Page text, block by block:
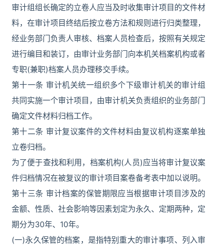
审计组组长确定的立卷人应当及时收集审计项目的文件材
料，在审计项目终结后按立卷方法和规则进行归类整理，
经业务部门负责人审核、档案人员检查后，按照有关规定
进行编目和装订，由审计业务部门向本机关档案机构或者
专职(兼职)档案人员办理移交手续。
第十一条 审计机关统一组织多个下级审计机关的审计组
共同实施一个审计项目，由审计机关负责组织的业务部门
确定文件材料归档工作。
第十二条 审计复议案件的文件材料由复议机构逐案单独
立卷归档。
为了便于查找和利用，档案机构(人员)应当将审计复议案
件归档情况在被复议的审计项目案卷备考表中加以说明。
第十三条 审计档案的保管期限应当根据审计项目涉及的
金额、性质、社会影响等因素划定为永久、定期两种，定
期分为30年、10年。
(一)永久保管的档案，是指特别重大的审计事项、列入审